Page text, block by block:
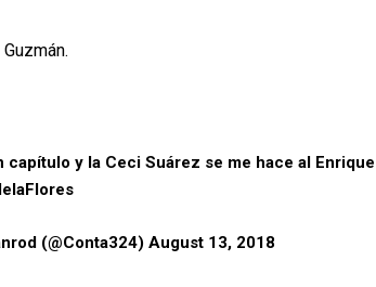
capítulo y la Ceci Suárez se me hace al
(@Conta324)August 13, 2018